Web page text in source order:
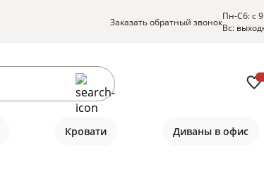
Заказать обратный звонокПн-Сб: с
Вс:
Кровати Диваны в офис